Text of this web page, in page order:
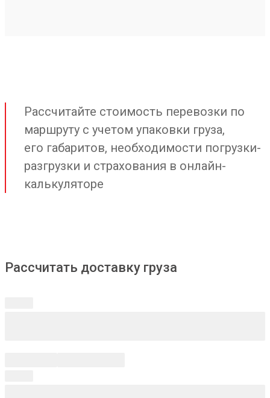
Рассчитайте стоимость перевозки по
маршруту с учетом упаковки груза,
его габаритов, необходимости погрузки-
разгрузки и страхования в онлайн-
калькуляторе
Рассчитать доставку груза